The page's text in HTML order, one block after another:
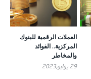
العملات الرقمية للبنوك
المركزية.. الفوائد
والمخاطر
29 يوليو,2023